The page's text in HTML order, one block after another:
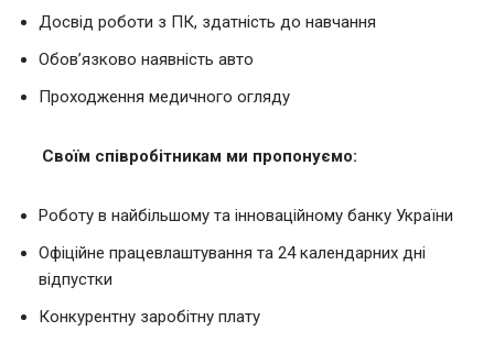
Досвід роботи з ПК, здатність до навчання
Обов’язково наявність авто
Проходження медичного огляду
Своїм співробітникам ми пропонуємо:
Роботу в найбільшому та інноваційному банку України
Офіційне працевлаштування та 24 календарних дні
відпустки
Конкурентну заробітну плату